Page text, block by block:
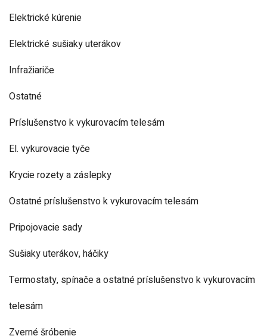
Elektrické kúrenie
Elektrické sušiaky uterákov
Infražiariče
Ostatné
Príslušenstvo k vykurovacím telesám
El. vykurovacie tyče
Krycie rozety a záslepky
Ostatné príslušenstvo k vykurovacím telesám
Pripojovacie sady
Sušiaky uterákov, háčiky
Termostaty, spínače a ostatné príslušenstvo k vykurovacím
telesám
Zverné šróbenie